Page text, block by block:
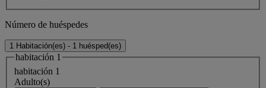
Número de huéspedes
1 Habitación(es) - 1 huésped(es)
habitación 1
habitación 1
Adulto(s)